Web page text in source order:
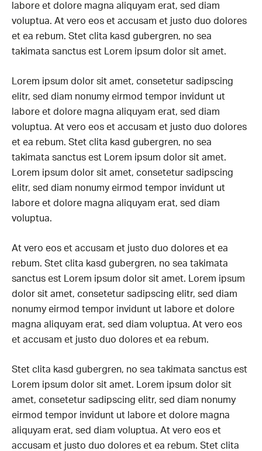
labore et dolore magna aliquyam erat, sed diam
voluptua. At vero eos et accusam et justo duo dolores
et ea rebum. Stet clita kasd gubergren, no sea
takimata sanctus est Lorem ipsum dolor sit amet.
Lorem ipsum dolor sit amet, consetetur sadipscing
elitr, sed diam nonumy eirmod tempor invidunt ut
labore et dolore magna aliquyam erat, sed diam
voluptua. At vero eos et accusam et justo duo dolores
et ea rebum. Stet clita kasd gubergren, no sea
takimata sanctus est Lorem ipsum dolor sit amet.
Lorem ipsum dolor sit amet, consetetur sadipscing
elitr, sed diam nonumy eirmod tempor invidunt ut
labore et dolore magna aliquyam erat, sed diam
voluptua.
At vero eos et accusam et justo duo dolores et ea
rebum. Stet clita kasd gubergren, no sea takimata
sanctus est Lorem ipsum dolor sit amet. Lorem ipsum
dolor sit amet, consetetur sadipscing elitr, sed diam
nonumy eirmod tempor invidunt ut labore et dolore
magna aliquyam erat, sed diam voluptua. At vero eos
et accusam et justo duo dolores et ea rebum.
Stet clita kasd gubergren, no sea takimata sanctus est
Lorem ipsum dolor sit amet. Lorem ipsum dolor sit
amet, consetetur sadipscing elitr, sed diam nonumy
eirmod tempor invidunt ut labore et dolore magna
aliquyam erat, sed diam voluptua. At vero eos et
accusam et justo duo dolores et ea rebum. Stet clita